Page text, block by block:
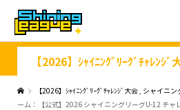
【2026】ｼｬｲﾆﾝｸﾞﾘｰｸﾞﾁｬﾚﾝｼﾞ
【2026】ｼｬｲﾆﾝｸﾞﾘｰｸﾞﾁｬﾚﾝｼﾞ大会, シャイニン
ーム：【公式】2026 シャイニングリーグU-12 チャ